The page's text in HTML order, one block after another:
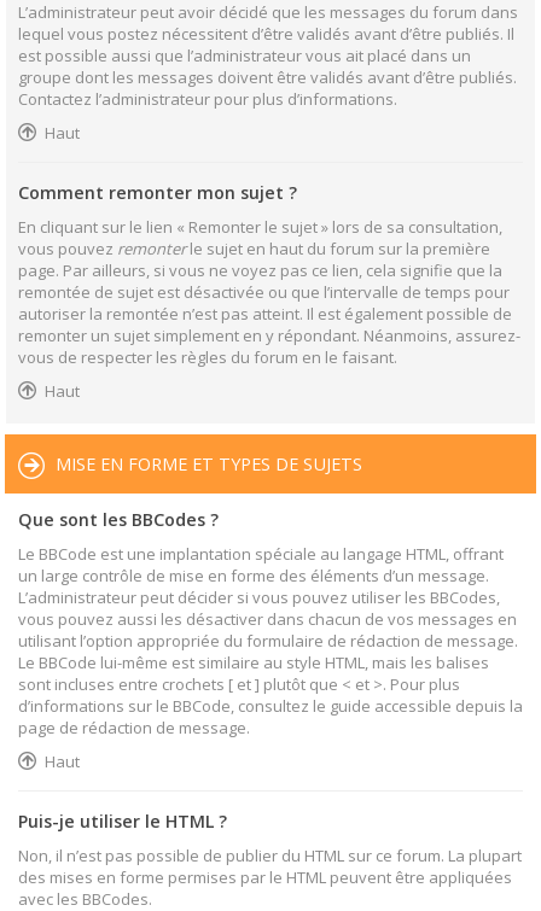
L’administrateur peut avoir décidé que les messages du forum dans
lequel vous postez nécessitent d’être validés avant d’être publiés. Il
est possible aussi que l’administrateur vous ait placé dans un
groupe dont les messages doivent être validés avant d’être publiés.
Contactez l’administrateur pour plus d’informations.
Haut
Comment remonter mon sujet ?
En cliquant sur le lien « Remonter le sujet » lors de sa consultation,
vous pouvez remonterle sujet en haut du forum sur la première
page. Par ailleurs, si vous ne voyez pas ce lien, cela signifie que la
remontée de sujet est désactivée ou que l’intervalle de temps pour
autoriser la remontée n’est pas atteint. Il est également possible de
remonter un sujet simplement en y répondant. Néanmoins, assurez-
vous de respecter les règles du forum en le faisant.
Haut
MISE EN FORME ET TYPES DE SUJETS
Que sont les BBCodes ?
Le BBCode est une implantation spéciale au langage HTML, offrant
un large contrôle de mise en forme des éléments d’un message.
L’administrateur peut décider si vous pouvez utiliser les BBCodes,
vous pouvez aussi les désactiver dans chacun de vos messages en
utilisant l’option appropriée du formulaire de rédaction de message.
Le BBCode lui-même est similaire au style HTML, mais les balises
sont incluses entre crochets [ et ] plutôt que < et >. Pour plus
d’informations sur le BBCode, consultez le guide accessible depuis la
page de rédaction de message.
Haut
Puis-je utiliser le HTML ?
Non, il n’est pas possible de publier du HTML sur ce forum. La plupart
des mises en forme permises par le HTML peuvent être appliquées
avec les BBCodes.